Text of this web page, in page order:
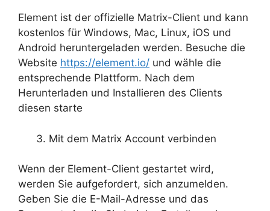
Element ist der offizielle Matrix-Client und kann
kostenlos für Windows, Mac, Linux, iOS und
Android heruntergeladen werden. Besuche die
Website https://element.io/ und wähle die
entsprechende Plattform. Nach dem
Herunterladen und Installieren des Clients
diesen starte
Mit dem Matrix Account verbinden
Wenn der Element-Client gestartet wird,
werden Sie aufgefordert, sich anzumelden.
Geben Sie die E-Mail-Adresse und das